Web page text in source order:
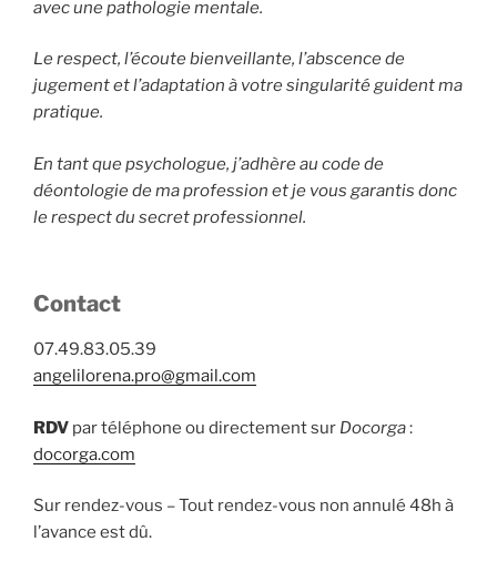
avec une pathologie mentale.
Le respect, l’écoute bienveillante, l’abscence de
jugement et l’adaptation à votre singularité guident ma
pratique.
En tant que psychologue, j’adhère au code de
déontologie de ma profession et je vous garantis donc
le respect du secret professionnel.
Contact
07.49.83.05.39
angelilorena.pro@gmail.com
RDV par téléphone ou directement sur Docorga:
docorga.com
Sur rendez-vous – Tout rendez-vous non annulé 48h à
l’avance est dû.